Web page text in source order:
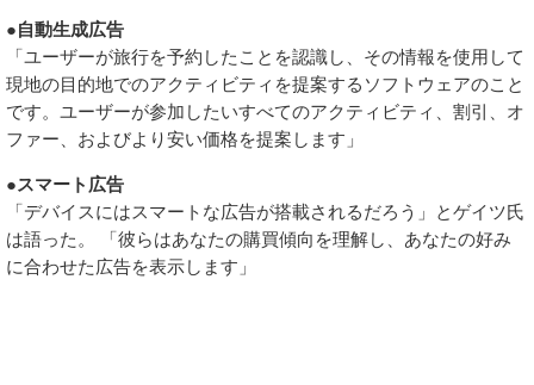
●自動生成広告
「ユーザーが旅行を予約したことを認識し、その情報を使用して
現地の目的地でのアクティビティを提案するソフトウェアのこと
です。ユーザーが参加したいすべてのアクティビティ、割引、オ
ファー、およびより安い価格を提案します」
●スマート広告
「デバイスにはスマートな広告が搭載されるだろう」とゲイツ氏
は語った。 「彼らはあなたの購買傾向を理解し、あなたの好み
に合わせた広告を表示します」